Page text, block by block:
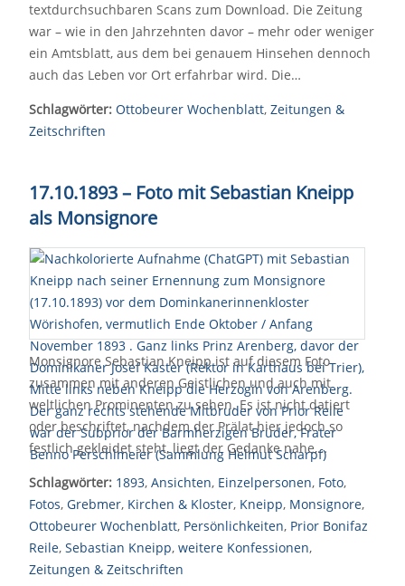
textdurchsuchbaren Scans zum Download. Die Zeitung
war – wie in den Jahrzehnten davor – mehr oder weniger
ein Amtsblatt, aus dem bei genauem Hinsehen dennoch
auch das Leben vor Ort erfahrbar wird. Die…
Schlagwörter: Ottobeurer Wochenblatt, Zeitungen &
Zeitschriften
17.10.1893 – Foto mit Sebastian Kneipp
als Monsignore
Monsignore Sebastian Kneipp ist auf diesem Foto
zusammen mit anderen Geistlichen und auch mit
weltlichen Prominenten zu sehen. Es ist nicht datiert
oder beschriftet, nachdem der Prälat hier jedoch so
festlich gekleidet steht, liegt der Gedanke nahe,…
Schlagwörter: 1893, Ansichten, Einzelpersonen, Foto,
Fotos, Grebmer, Kirchen & Kloster, Kneipp, Monsignore,
Ottobeurer Wochenblatt, Persönlichkeiten, Prior Bonifaz
Reile, Sebastian Kneipp, weitere Konfessionen,
Zeitungen & Zeitschriften